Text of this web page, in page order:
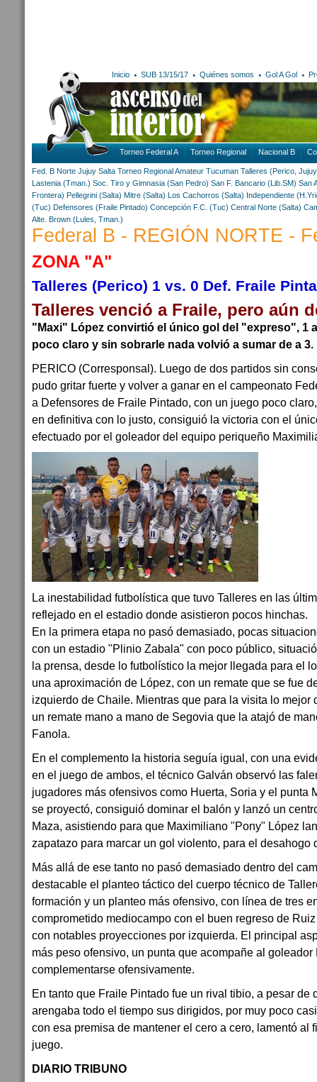
Inicio SUB 13/15/17 Quiénes somos Gol A Gol
Torneo Federal A Torneo Regional Nacional B
Fed. B Norte Jujuy Salta Torneo Regional Amateur Tucuman Talleres (Perico,
Lastenia (Tman.) Soc. Tiro y Gimnasia (San Pedro) San F. Bancario (Lib.SM) San
Frontera) Pellegrini (Salta) Mitre (Salta) Los Cachorros (Salta) Independiente
(Tuc) Defensores (Fraile Pintado) Concepción F.C. (Tuc) Central Norte (Salta)
Alte. Brown (Lules, Tman.)
Federal B - REGIÓN NORTE -
ZONA "A"
Talleres (Perico) 1 vs. 0 Def. Fraile
Talleres venció a Fraile, pero aún
"Maxi" López convirtió el único gol del "expreso", 1
poco claro y sin sobrarle nada volvió a sumar de a 3.
PERICO (Corresponsal). Luego de dos partidos sin
pudo gritar fuerte y volver a ganar en el campeonato
a Defensores de Fraile Pintado, con un juego poco
en definitiva con lo justo, consiguió la victoria con el
efectuado por el goleador del equipo periqueño
La inestabilidad futbolística que tuvo Talleres en las
reflejado en el estadio donde asistieron pocos hinchas.
En la primera etapa no pasó demasiado, pocas
con un estadio "Plinio Zabala" con poco público,
la prensa, desde lo futbolístico la mejor llegada para el
una aproximación de López, con un remate que se fue
izquierdo de Chaile. Mientras que para la visita lo mejor
un remate mano a mano de Segovia que la atajó de
Fanola.
En el complemento la historia seguía igual, con una
en el juego de ambos, el técnico Galván observó las
jugadores más ofensivos como Huerta, Soria y el punta
se proyectó, consiguió dominar el balón y lanzó un
Maza, asistiendo para que Maximiliano "Pony" López
zapatazo para marcar un gol violento, para el desahogo
Más allá de ese tanto no pasó demasiado dentro del
destacable el planteo táctico del cuerpo técnico de
formación y un planteo más ofensivo, con línea de tres
comprometido mediocampo con el buen regreso de
con notables proyecciones por izquierda. El principal
más peso ofensivo, un punta que acompañe al goleador
complementarse ofensivamente.
En tanto que Fraile Pintado fue un rival tibio, a pesar de
arengaba todo el tiempo sus dirigidos, por muy poco
con esa premisa de mantener el cero a cero, lamentó al
juego.
DIARIO TRIBUNO